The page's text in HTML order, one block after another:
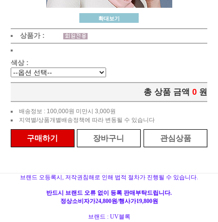
확대보기
상품가 :
색상 :
총 상품 금액 0 원
배송정보 : 100,000원 미만시 3,000원
지역별/상품개별배송정책에 따라 변동될 수 있습니다
구매하기 장바구니 관심상품
브랜드 오등록시, 저작권침해로 인해 법적 절차가 진행될 수 있습니다.
반드시 브랜드 오류 없이 등록 판매부탁드립니다.
정상소비자가24,800원/행사가19,800원
브랜드 : UV블록